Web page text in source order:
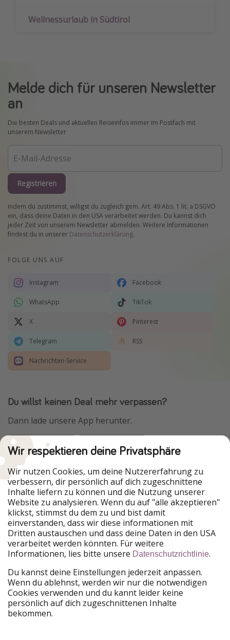
Wellnessurlaub in Südtirol
Melde dich für unseren Newsletter
an
Die besten Deals und aktuellen Reiseinfos immer im Postfach mit
unserem Newsletter
Registrieren
Indem du zustimmst, willigst du zugleich gem. Art. 49 Abs. 1 lit. a DSGVO
ein, dass deine Daten in den USA verarbeitet werden. Du kannst dich
jeder Zeit von unserem Newsletter abmelden. Weitere Informationen
findest du in unserer Datenschutzerklärung.
FOLGE UNS AUF
Instagram Facebook
WhatsApp TikTok
X Pinterest
Telegram RSS
Nachrichten-Service
Du willst keinen Deal mehr verpassen?
Dann lade unsere App herunter.
Urlaubspiraten ist Teil der HolidayPirates Group
Unsere Märkte
PiratinViaggio
HolidayPirates
VakantiePiraten
WakacyjniPiraci
VoyagesPirates
Ferienpiraten
Urlaubspiraten
ViajerosPiratas
TravelPirates
HolidayPirates Group
Lerne uns kennen
Über uns
Rechtliches
Wir respektieren deine Privatsphäre
Wir nutzen Cookies, um deine Nutzererfahrung zu
verbessern, dir persönlich auf dich zugeschnittene
Inhalte liefern zu können und die Nutzung unserer
Website zu analysieren. Wenn du auf "alle akzeptieren"
klickst, stimmst du dem zu und bist damit
einverstanden, dass wir diese informationen mit
Dritten austauschen und dass deine Daten in den USA
verarbeitet werden könnten. Für weitere
Informationen, lies bitte unsere Datenschutzrichtlinie.
Du kannst deine Einstellungen jederzeit anpassen.
Wenn du ablehnst, werden wir nur die notwendigen
Cookies verwenden und du kannt leider keine
persönlich auf dich zugeschnittenen Inhalte
bekommen.